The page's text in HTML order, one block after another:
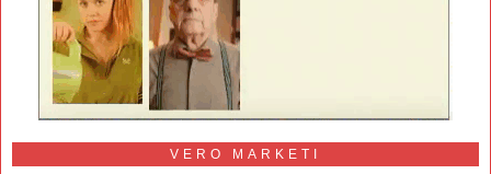
VERO MARKETI